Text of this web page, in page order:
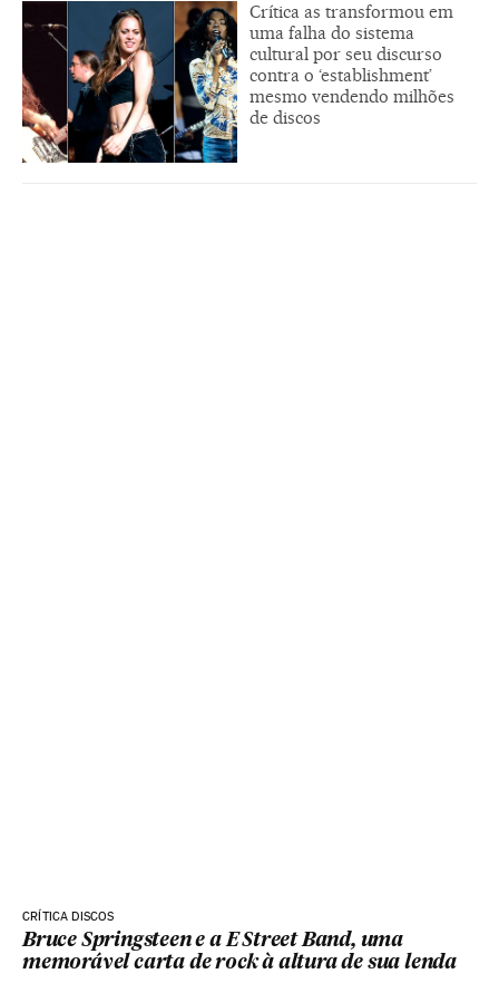
Crítica as transformou em
uma falha do sistema
cultural por seu discurso
contra o ‘establishment’
mesmo vendendo milhões
de discos
CRÍTICA DISCOS
Bruce Springsteen e a E Street Band, uma
memorável carta de rock à altura de sua lenda